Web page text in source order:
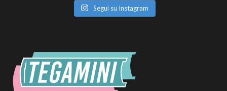
Segui su Instagram